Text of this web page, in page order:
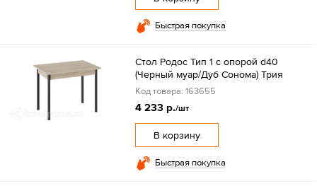
Быстрая покупка
Стол Родос Тип 1 с опорой d40
(Черный муар/Дуб Сонома) Трия
Код товара: 163655
4 233 р./шт
В корзину
Быстрая покупка